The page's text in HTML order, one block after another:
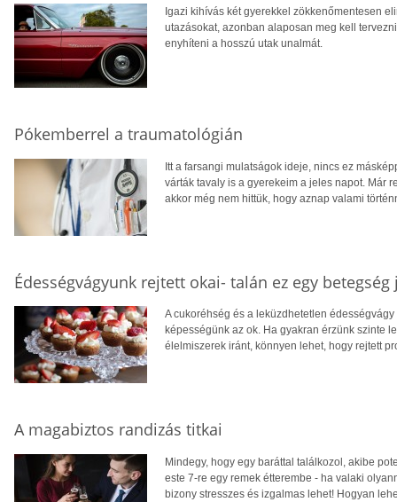
Igazi kihívás két gyerekkel zökkenőmentesen
utazásokat, azonban alaposan meg kell
enyhíteni a hosszú utak unalmát.
Pókemberrel a traumatológián
Itt a farsangi mulatságok ideje, nincs ez
várták tavaly is a gyerekeim a jeles napot. Már
akkor még nem hittük, hogy aznap valami
Édességvágyunk rejtett okai- talán ez egy betegség
A cukoréhség és a leküzdhetetlen
képességünk az ok. Ha gyakran érzünk szinte
élelmiszerek iránt, könnyen lehet, hogy rejtett
A magabiztos randizás titkai
Mindegy, hogy egy baráttal találkozol, akibe
este 7-re egy remek étterembe - ha valaki
bizony stresszes és izgalmas lehet! Hogyan